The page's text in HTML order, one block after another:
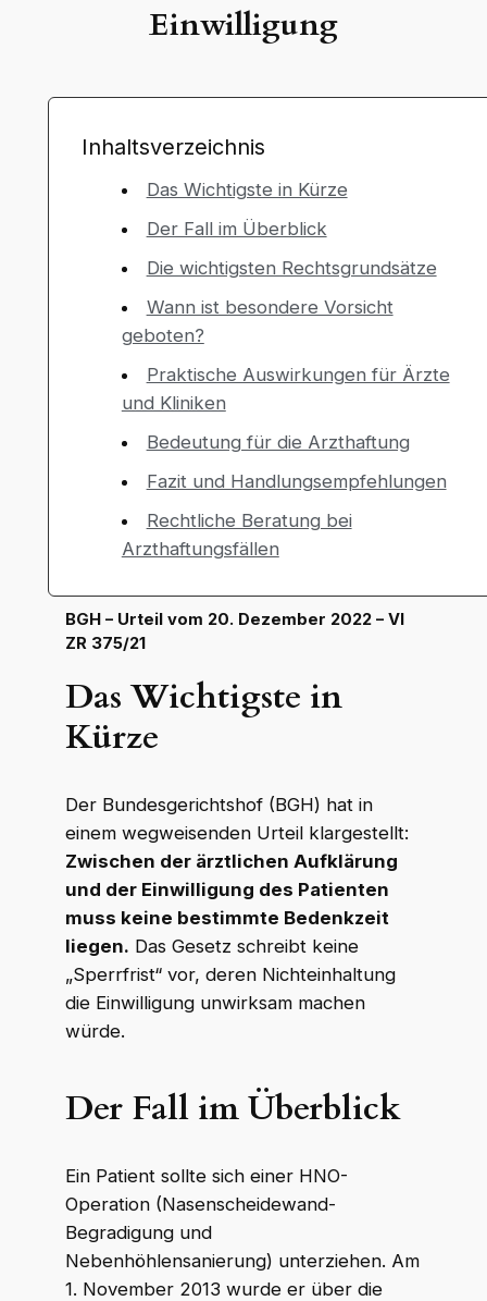
Einwilligung
Inhaltsverzeichnis
Das Wichtigste in Kürze
Der Fall im Überblick
Die wichtigsten Rechtsgrundsätze
Wann ist besondere Vorsicht
geboten?
Praktische Auswirkungen für Ärzte
und Kliniken
Bedeutung für die Arzthaftung
Fazit und Handlungsempfehlungen
Rechtliche Beratung bei
Arzthaftungsfällen
BGH – Urteil vom 20. Dezember 2022 – VI
ZR 375/21
Das Wichtigste in
Kürze
Der Bundesgerichtshof (BGH) hat in
einem wegweisenden Urteil klargestellt:
Zwischen der ärztlichen Aufklärung
und der Einwilligung des Patienten
muss keine bestimmte Bedenkzeit
liegen. Das Gesetz schreibt keine
„Sperrfrist“ vor, deren Nichteinhaltung
die Einwilligung unwirksam machen
würde.
Der Fall im Überblick
Ein Patient sollte sich einer HNO-
Operation (Nasenscheidewand-
Begradigung und
Nebenhöhlensanierung) unterziehen. Am
1. November 2013 wurde er über die